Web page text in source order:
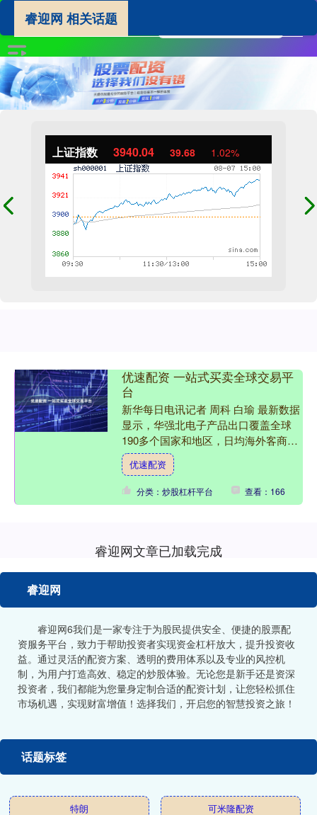
上证指数 3940.04 39.68 1.02%
睿迎网 相关话题
优速配资 一站式买卖全球交易平
台
新华每日电讯记者 周科 白瑜 最新数据
显示，华强北电子产品出口覆盖全球
190多个国家和地区，日均海外客商流
量超7000人次，年交易额突破4000亿
元。无人机、智....
优速配资
分类：炒股杠杆平台 查看：166
睿迎网文章已加载完成
睿迎网
睿迎网6我们是一家专注于为股民提供安全、便捷的股票配
资服务平台，致力于帮助投资者实现资金杠杆放大，提升投资收
益。通过灵活的配资方案、透明的费用体系以及专业的风控机
制，为用户打造高效、稳定的炒股体验。无论您是新手还是资深
投资者，我们都能为您量身定制合适的配资计划，让您轻松抓住
市场机遇，实现财富增值！选择我们，开启您的智慧投资之旅！
话题标签
特朗 可米隆配资